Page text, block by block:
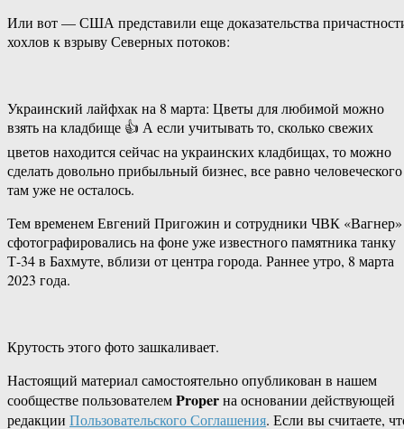
Или вот — США представили еще доказательства
хохлов к взрыву Северных потоков:
Украинский лайфхак на 8 марта: Цветы для любимой можно
взять на кладбище 👍 А если учитывать то, сколько свежих
цветов находится сейчас на украинских кладбищах, то можно
сделать довольно прибыльный бизнес, все равно человеческого
там уже не осталось.
Тем временем Евгений Пригожин и сотрудники ЧВК «Вагнер»
сфотографировались на фоне уже известного памятника танку
Т-34 в Бахмуте, вблизи от центра города. Раннее утро, 8 марта
2023 года.
Крутость этого фото зашкаливает.
Настоящий материал самостоятельно опубликован в нашем
сообществе пользователемProperна основании действующей
редакции Пользовательского Соглашения. Если вы считаете,